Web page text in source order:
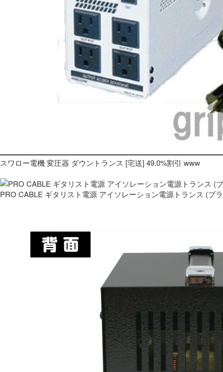
スワロー電機 変圧器 ダウントランス [宅送] 49.0%割引 www
PRO CABLE ギタリスト電源 アイソレーション電源トランス (ブ